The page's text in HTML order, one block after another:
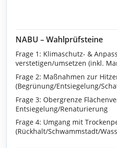
NABU – Wahlprüfsteine
Frage 1: Klimaschutz- &
verstetigen/umsetzen (inkl.
Frage 2: Maßnahmen zur
(Begrünung/Entsiegelung/
Frage 3: Obergrenze
Entsiegelung/Renaturierung
Frage 4: Umgang mit
(Rückhalt/Schwammstadt/